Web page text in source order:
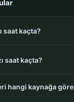
saat kaçta?
saat kaçta?
hangi kaynağa göre